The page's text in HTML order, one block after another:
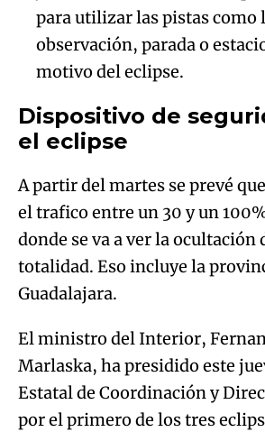
para utilizar las pistas como
observación, parada o
motivo del eclipse.
Dispositivo de
el eclipse
A partir del martes se prevé
el trafico entre un 30 y un
donde se va a ver la ocultación
totalidad. Eso incluye la
Guadalajara.
El ministro del Interior,
Marlaska, ha presidido este
Estatal de Coordinación y
por el primero de los tres